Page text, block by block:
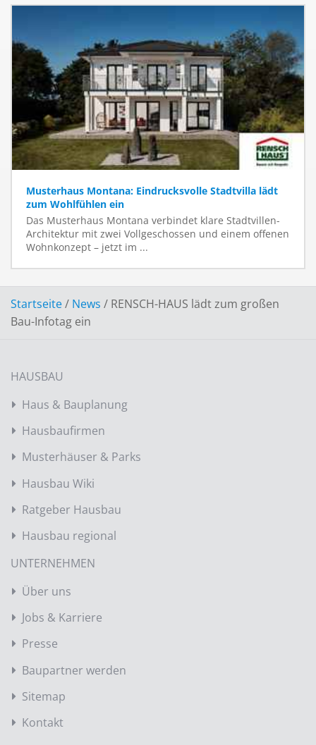
Musterhaus Montana: Eindrucksvolle Stadtvilla lädt
zum Wohlfühlen ein
Das Musterhaus Montana verbindet klare Stadtvillen-
Architektur mit zwei Vollgeschossen und einem offenen
Wohnkonzept – jetzt im ...
Startseite/ News / RENSCH-HAUS lädt zum großen
Bau-Infotag ein
HAUSBAU
Haus & Bauplanung
Hausbaufirmen
Musterhäuser & Parks
Hausbau Wiki
Ratgeber Hausbau
Hausbau regional
UNTERNEHMEN
Über uns
Jobs & Karriere
Presse
Baupartner werden
Sitemap
Kontakt